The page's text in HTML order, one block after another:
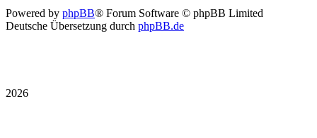
Powered by phpBB® Forum Software © phpBB Limited
Deutsche Übersetzung durch phpBB.de
2026